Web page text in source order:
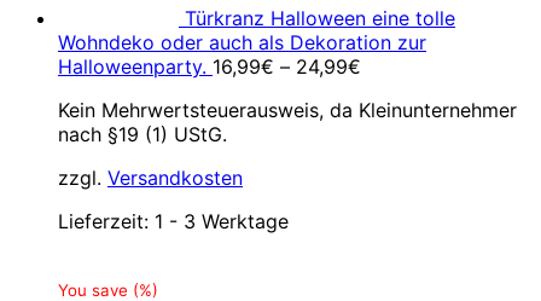
Türkranz Halloween eine tolle
Wohndeko oder auch als Dekoration zur
Halloweenparty. 16,99€ – 24,99€
Kein Mehrwertsteuerausweis, da Kleinunternehmer
nach §19 (1) UStG.
zzgl. Versandkosten
Lieferzeit: 1 - 3 Werktage
You save (%)